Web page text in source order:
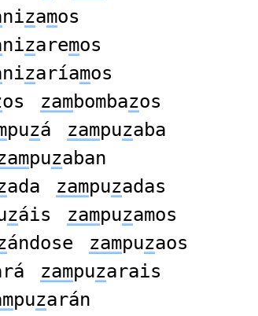
nizamos
nizaremos
nizaríamos
os zambombazos
puzá zampuzaba
puzaban
ada zampuzadas
záis zampuzamos
ándose zampuzaos
zampuzarais
puzarán